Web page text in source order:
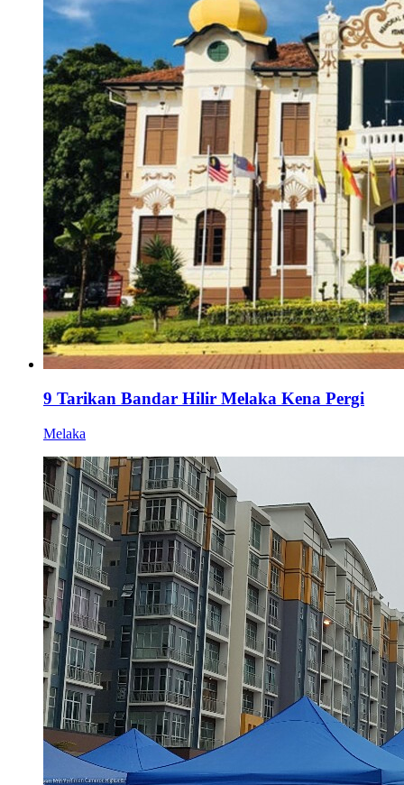
9 Tarikan Bandar Hilir Melaka Kena Pergi
Melaka